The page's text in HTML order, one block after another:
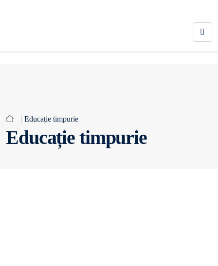
Educație timpurie
Educație timpurie